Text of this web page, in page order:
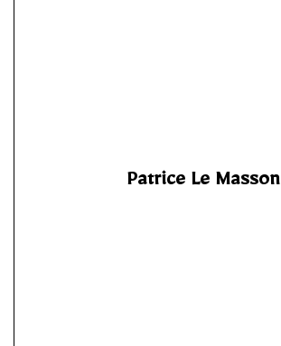
Patrice Le Masson